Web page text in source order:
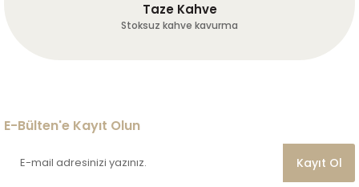
Taze Kahve
Stoksuz kahve kavurma
E-Bülten'e Kayıt Olun
Kayıt Ol